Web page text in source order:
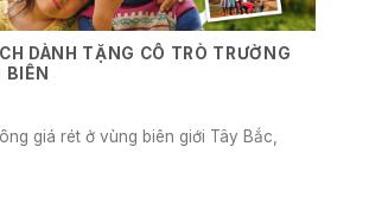
DÀNH TẶNG CÔ TRÒ TRƯỜNG
BIÊN
giá rét ở vùng biên giới Tây Bắc,